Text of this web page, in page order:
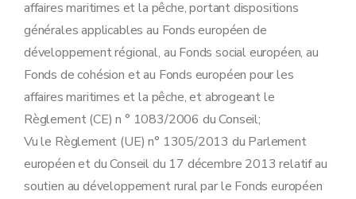
affaires maritimes et la pêche, portant dispositions
générales applicables au Fonds européen de
développement régional, au Fonds social européen, au
Fonds de cohésion et au Fonds européen pour les
affaires maritimes et la pêche, et abrogeant le
Règlement (CE) n ° 1083/2006 du Conseil;
Vu le Règlement (UE) n° 1305/2013 du Parlement
européen et du Conseil du 17 décembre 2013 relatif au
soutien au développement rural par le Fonds européen